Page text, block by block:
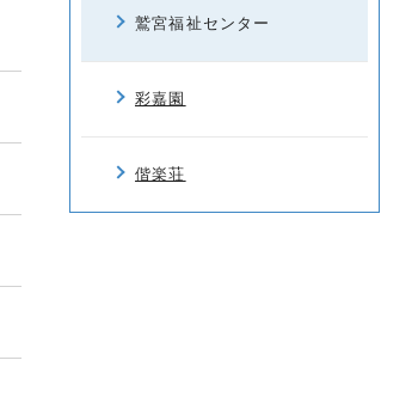
鷲宮福祉センター
彩嘉園
偕楽荘